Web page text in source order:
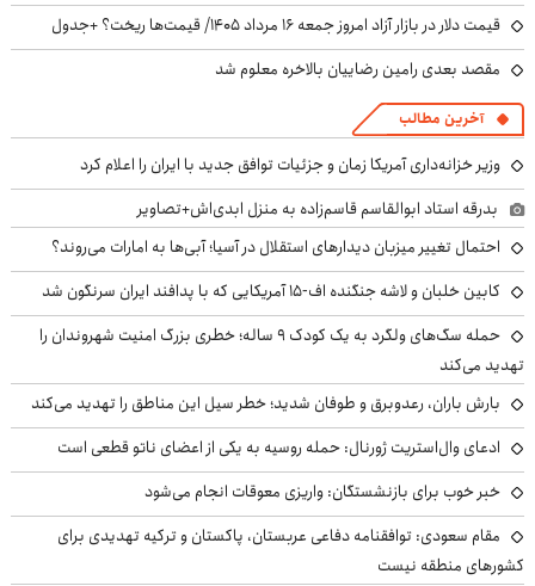
قیمت دلار در بازار آزاد امروز جمعه ۱۶ مرداد ۱۴۰۵/ قیمت‌ها ریخت؟ +جدول
مقصد بعدی رامین رضاییان بالاخره معلوم شد
آخرین مطالب
وزیر خزانه‌داری آمریکا زمان و جزئیات توافق جدید با ایران را اعلام کرد
بدرقه استاد ابوالقاسم قاسم‌زاده به منزل ابدی‌اش+تصاویر
احتمال تغییر میزبان دیدارهای استقلال در آسیا؛ آبی‌ها به امارات می‌روند؟
کابین خلبان و لاشه جنگنده اف-۱۵ آمریکایی که با پدافند ایران سرنگون شد
حمله سگ‌های ولگرد به یک کودک ۹ ساله؛ خطری بزرگ امنیت شهروندان را
تهدید می‌کند
بارش باران، رعدوبرق و طوفان شدید؛ خطر سیل این مناطق را تهدید می‌کند
ادعای وال‌استریت ژورنال: حمله روسیه به یکی از اعضای ناتو قطعی است
خبر خوب برای بازنشستگان: واریزی معوقات انجام می‌شود
مقام سعودی: توافقنامه دفاعی عربستان، پاکستان و ترکیه تهدیدی برای
کشورهای منطقه نیست